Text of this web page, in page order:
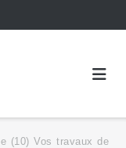
(10) Vos travaux de